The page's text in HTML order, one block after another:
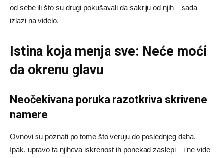
od sebe ili što su drugi pokušavali da sakriju od njih – sada
izlazi na videlo.
Istina koja menja sve: Neće moći
da okrenu glavu
Neočekivana poruka razotkriva skrivene
namere
Ovnovi su poznati po tome što veruju do poslednjeg daha.
Ipak, upravo ta njihova iskrenost ih ponekad zaslepi – i ne vide